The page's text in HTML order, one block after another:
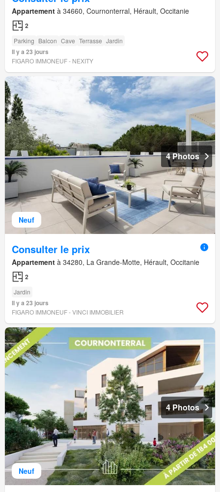
Appartement à 34660, Cournonterral, Hérault, Occitanie
2
Parking Balcon Cave Terrasse Jardin
Il y a 23 jours
FIGARO IMMONEUF - NEXITY
Neuf
4 Photos
Consulter le prix
Appartement à 34280, La Grande-Motte, Hérault, Occitanie
2
Jardin
Il y a 23 jours
FIGARO IMMONEUF - VINCI IMMOBILIER
Neuf
4 Photos